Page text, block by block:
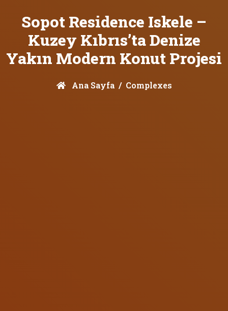
Sopot Residence Iskele –
Kuzey Kıbrıs’ta Denize
Yakın Modern Konut Projesi
Ana Sayfa Complexes